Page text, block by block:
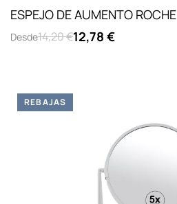
ESPEJO DE AUMENTO ROCHE
Desde14,20 €12,78 €
REBAJAS